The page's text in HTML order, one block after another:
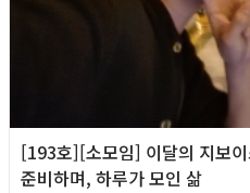
[193호][소모임] 이달의 지보
준비하며, 하루가 모인 삶